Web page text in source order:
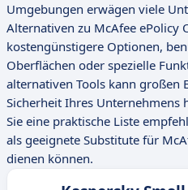
Umgebungen erwägen viele
Alternativen zu McAfee ePolicy
kostengünstigere Optionen,
Oberflächen oder spezielle
alternativen Tools kann großen
Sicherheit Ihres Unternehmens
Sie eine praktische Liste
als geeignete Substitute für
dienen können.